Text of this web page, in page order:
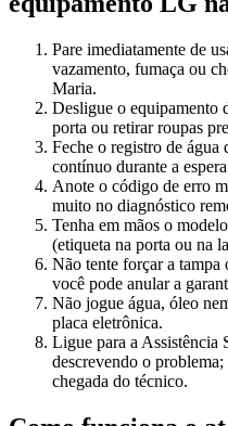
Pare imediatamente de
vazamento, fumaça ou
Maria.
Desligue o equipamento
porta ou retirar roupas
Feche o registro de água
contínuo durante a
Anote o código de erro
muito no diagnóstico
Tenha em mãos o
(etiqueta na porta ou na
Não tente forçar a
você pode anular a
Não jogue água, óleo
placa eletrônica.
Ligue para a Assistência
descrevendo o
chegada do técnico.